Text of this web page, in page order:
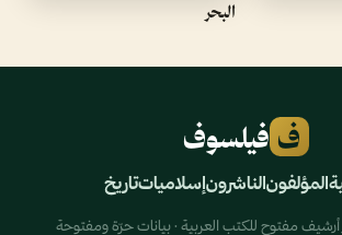
البحر
ف فيلسوف
المؤلفونالناشرونإسلامياتتاريخ
مفتوح للكتب العربية · بيانات حرّة ومفتوحة